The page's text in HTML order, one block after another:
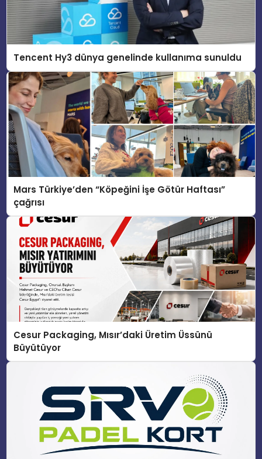
Tencent Hy3 dünya genelinde kullanıma sunuldu
Mars Türkiye’den “Köpeğini İşe Götür Haftası”
çağrısı
Cesur Packaging, Mısır’daki Üretim Üssünü
Büyütüyor